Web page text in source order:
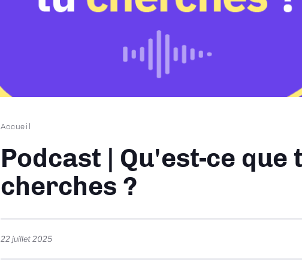
Fil
Accueil
Podcast | Qu'est-ce que
cherches ?
22 juillet 2025